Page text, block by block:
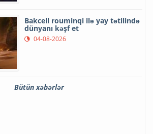
Bakcell rouminqi ilə yay tətilində
dünyanı kəşf et
04-08-2026
Bütün xəbərlər